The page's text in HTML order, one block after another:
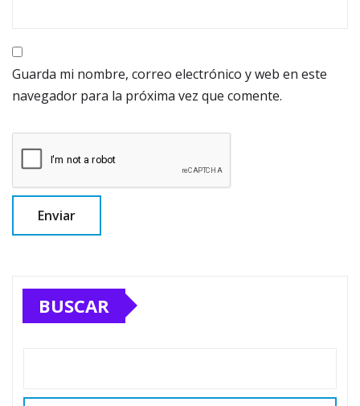
Guarda mi nombre, correo electrónico y web en este
navegador para la próxima vez que comente.
BUSCAR